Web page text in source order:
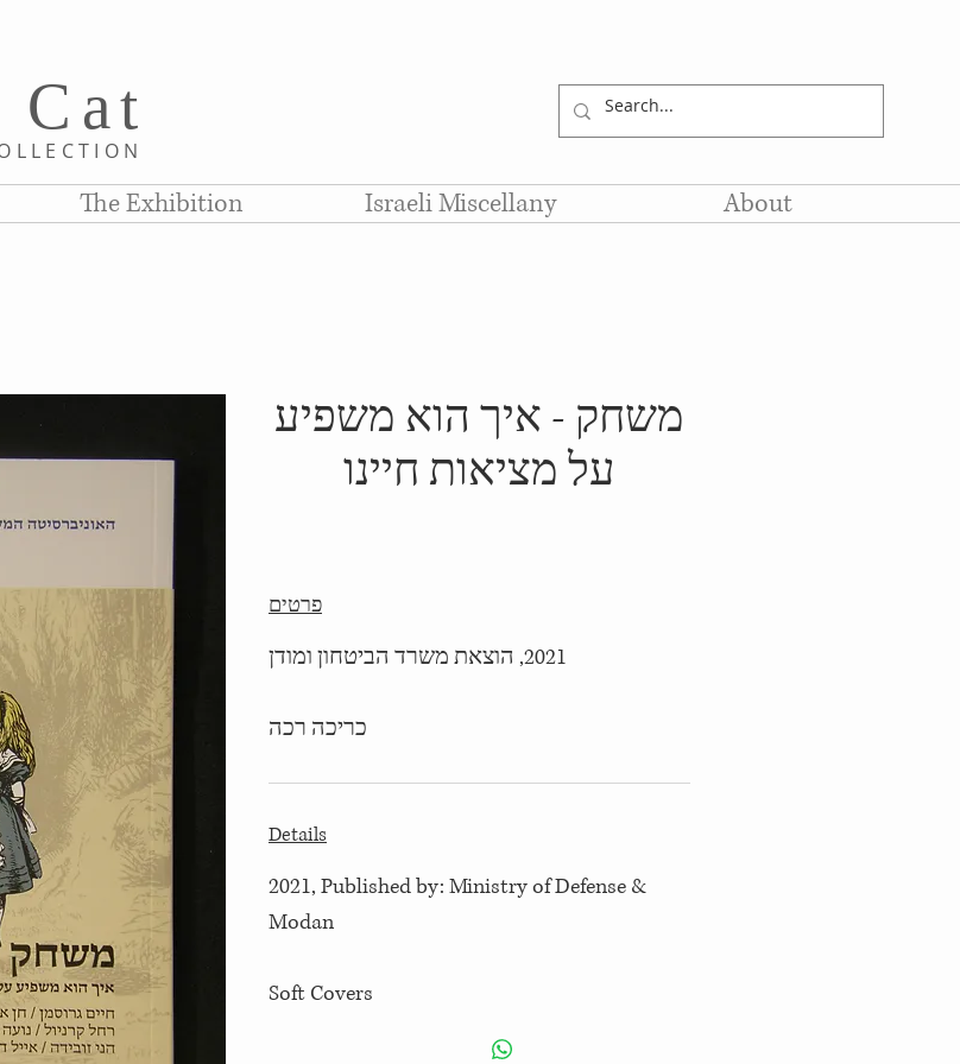
C at
CTION
The Exhibition Israeli Miscellany About
משחק - איך הוא משפיע
על מציאות חיינו
פרטים
2021, הוצאת משרד הביטחון ומודן
כריכה רכה
Details
2021, Published by: Ministry of Defense &
Modan
Soft Covers